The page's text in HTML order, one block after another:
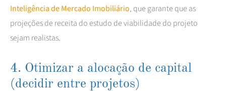
Inteligência de Mercado Imobiliário, que garante que as
projeções de receita do estudo de viabilidade do projeto
sejam realistas.
4. Otimizar a alocação de capital
(decidir entre projetos)